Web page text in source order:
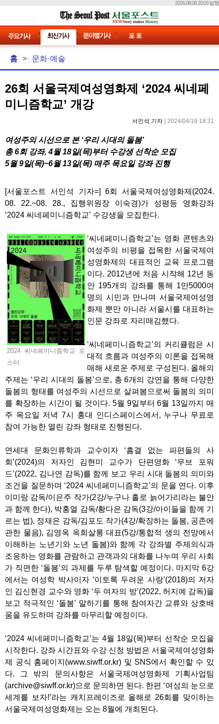
2026.08.08 20:03 발행
홈 > 문화·예술
26회 서울국제여성영화제 ‘2024 씨네페
미니즘학교’ 개강
서인석 기자 | 2024/04/19 18:31
여성주의 시선으로 본 ‘우리 시대의 돌봄’
총 6회 강좌, 4월 18일(목)부터 수강생 선착순 모집
5월 9일(목)~6월 13일(목) 매주 목요일 강좌 진행
[서울포스트 서인석 기자=] 6회 서울국제여성영화제(2024.
08. 22.~08. 28., 집행위원장 이숙경)가 성평등 영화강좌
‘2024 씨네페미니즘학교’ 수강생을 모집한다.
2024 씨네페미니즘학교 포
스터
‘씨네페미니즘학교’는 영화 콘텐츠와
여성주의 비평을 접목한 서울국제여
성영화제의 대표적인 교육 프로그램
이다. 2012년에 처음 시작해 12년 동
안 195개의 강좌를 통해 1만5000여
명의 시민과 만나며 서울국제여성영
화제 뿐만 아니라 서울시를 대표하는
인문 강좌로 자리매김했다.
‘씨네페미니즘학교’의 커리큘럼은 시
대적 흐름과 여성주의 이론을 접목해
매해 새로운 주제로 구성된다. 올해의
주제는 ‘우리 시대의 돌봄’으로, 총 6개의 강연을 통해 다양한
돌봄의 형태를 여성주의 시선으로 살펴봄으로써 돌봄의 의미
를 확장하는 시간이 될 것이다. 5월 9일부터 6월 13일까지 매
주 목요일 저녁 7시 홍대 인디스페이스에서, 누구나 무료로
참여 가능한 열린 강좌 형태로 진행된다.
연세대 문화인류학과 교수이자 ‘흠결 없는 파편들의 사
회’(2024)의 저자인 김현미 교수가 단편영화 ‘무브 포워
드’(2022, 김나연 감독)를 함께 보고 우리 시대 돌봄의 의미와
조건을 질문하며 ‘2024 씨네페미니즘학교’의 문을 연다. 이후
이미랑 감독/이은주 작가(2강/누구나 홀로 늙어가리라는 불안
과 함께 한다), 박홍열 감독/황다은 감독(3강/아이들을 함께 기
르는 법), 정재은 감독/김포도 작가(4강/확장하는 돌봄, 공존에
관한 물음), 김영옥 옥희살롱 대표(5강/통합적 생의 전망에서
이해하는 노년기와 노년 돌봄)와 함께 각 강좌별 주제의식과
조응하는 영화를 관람하고 관객과의 대화를 나누며 우리 사회
가 직면한 ‘돌봄’의 과제를 두루 탐색할 예정이다. 마지막 6강
에서는 여성학 박사이자 ‘이토록 두려운 사랑’(2018)의 저자
인 김신현경 교수와 영화 ‘두 여자의 방’(2022, 허지예 감독)을
보고 적극적인 ‘돌봄’ 말하기를 통해 참여자간 교류와 상호배
움을 유도하며 강좌를 마무리할 예정이다.
‘2024 씨네페미니즘학교’는 4월 18일(목)부터 선착순 모집을
시작한다. 강좌 시간표와 수강 신청 방법은 서울국제여성영화
제 공식 홈페이지(www.siwff.or.kr) 및 SNS에서 확인할 수 있
다. 그 밖의 문의사항은 서울국제여성영화제 기획사업팀
(archive@siwff.or.kr)으로 문의하면 된다. 한편 ‘여성의 눈으로
세계를 보자!’라는 캐치프레이즈로 올해로 26회를 맞이하는
서울국제여성영화제는 오는 8월에 개최된다.